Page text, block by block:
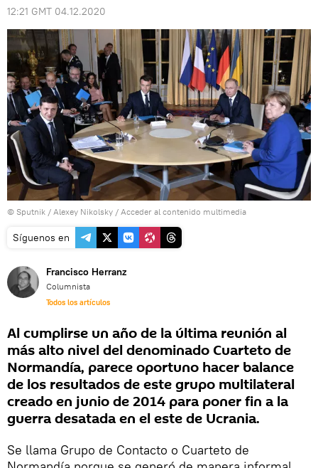
12:21 GMT 04.12.2020
© Sputnik / Alexey Nikolsky / Acceder al contenido multimedia
Síguenos en
Francisco Herranz
Columnista
Todos los artículos
Al cumplirse un año de la última reunión al
más alto nivel del denominado Cuarteto de
Normandía, parece oportuno hacer balance
de los resultados de este grupo multilateral
creado en junio de 2014 para poner fin a la
guerra desatada en el este de Ucrania.
Se llama Grupo de Contacto o Cuarteto de